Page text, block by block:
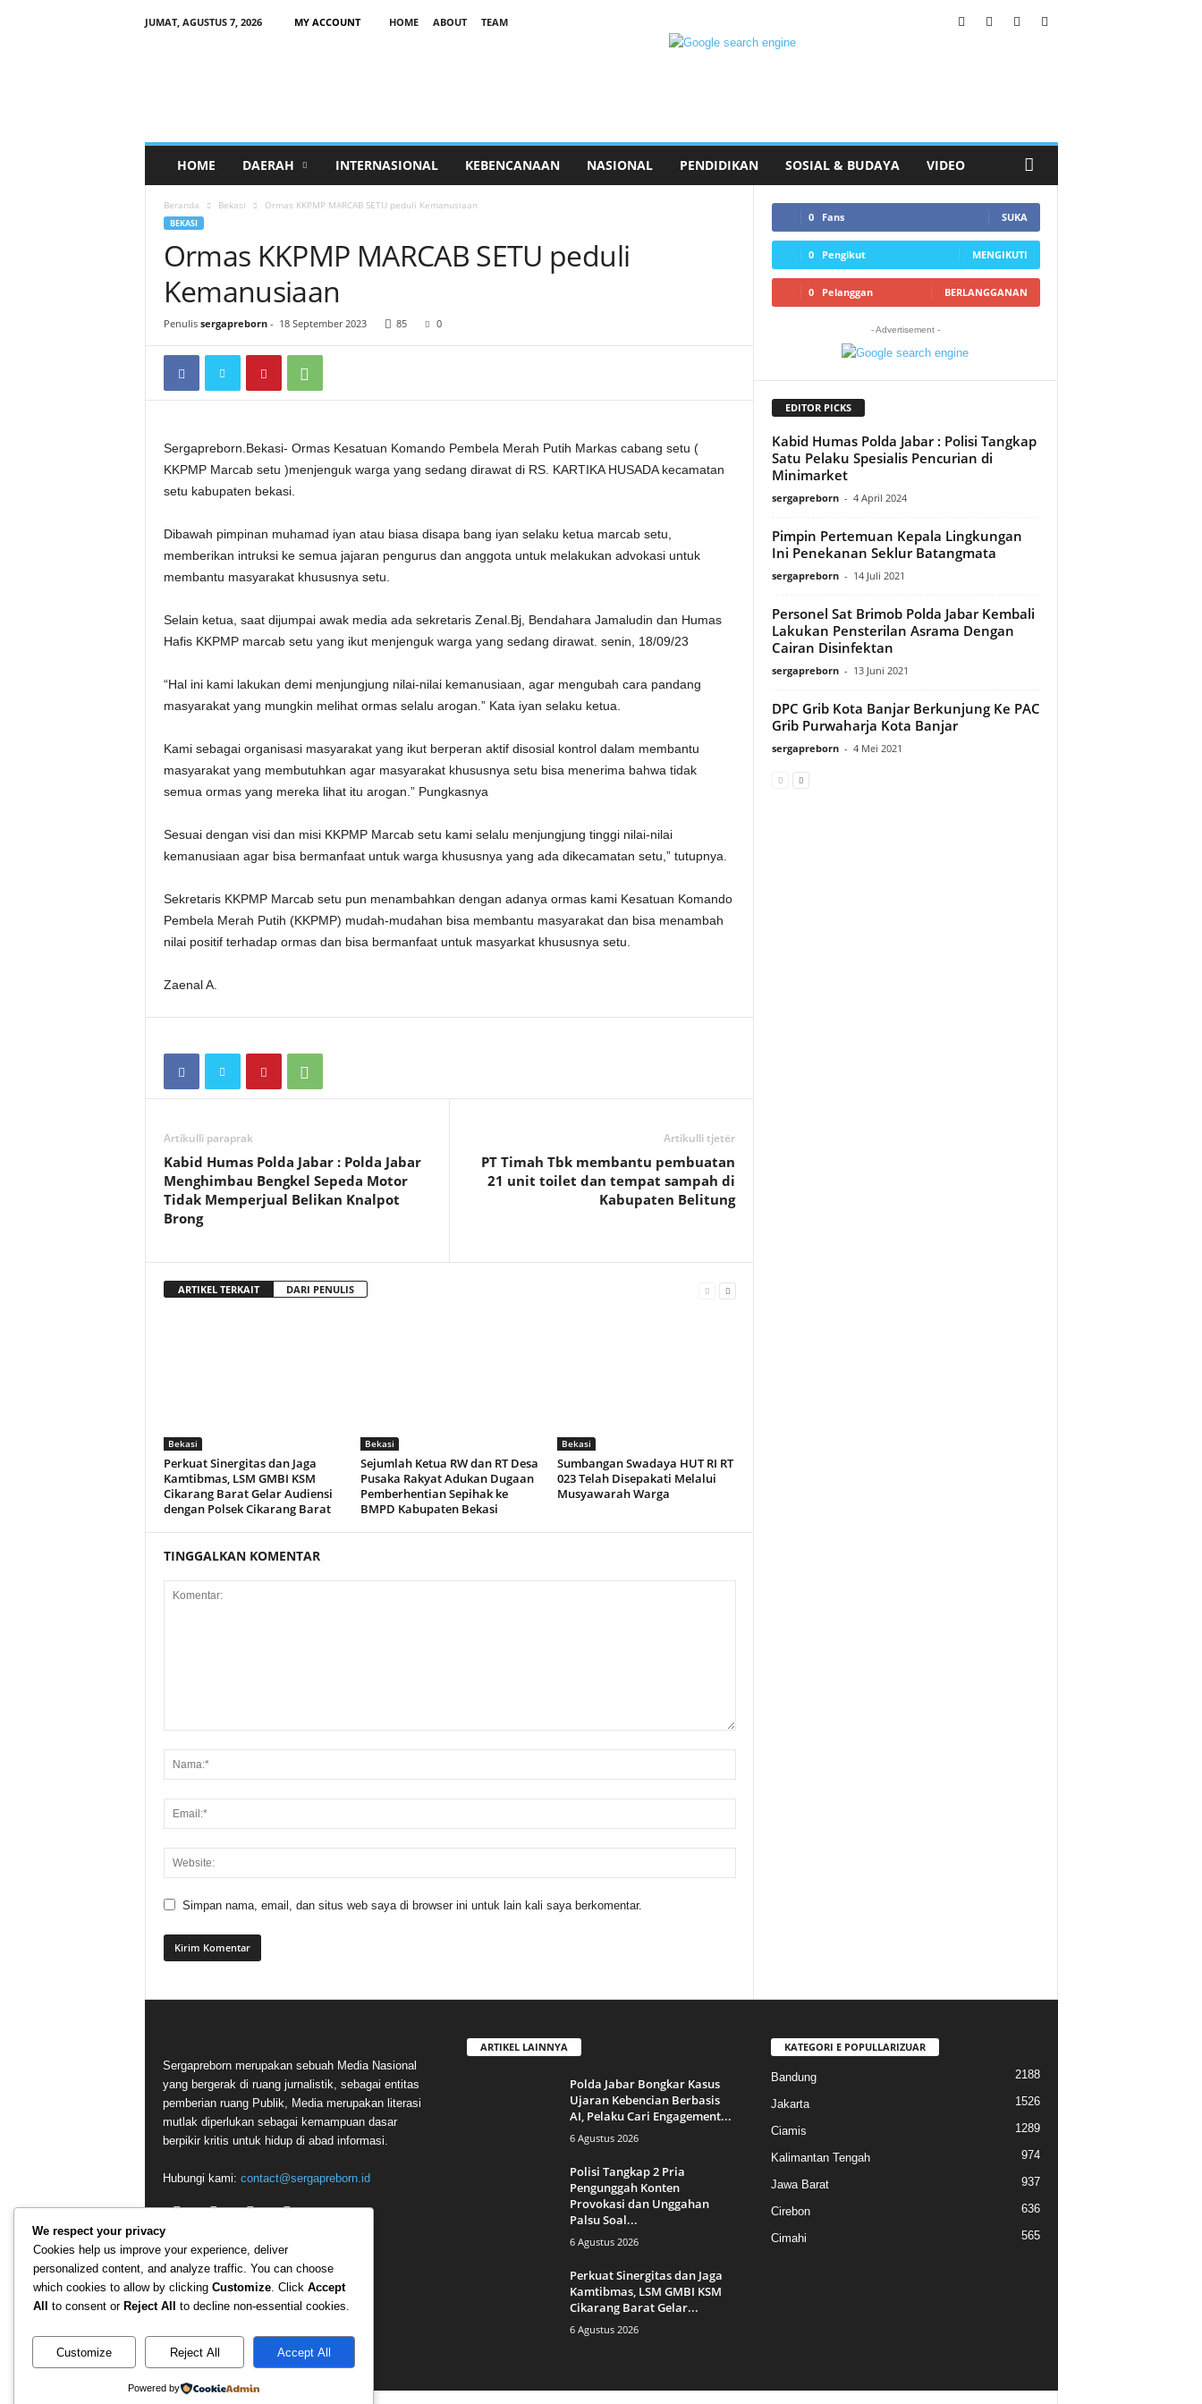
JUMAT, AGUSTUS 7, 2026 MY ACCOUNT HOME ABOUT TEAM
HOME DAERAH INTERNASIONAL KEBENCANAAN NASIONAL PENDIDIKAN SOSIAL & BUDAYA VIDEO
Beranda Bekasi Ormas KKPMP MARCAB SETU peduli Kemanusiaan
BEKASI
Ormas KKPMP MARCAB SETU peduli
Kemanusiaan
Penulis sergapreborn- 18 September 2023 85 0
Sergapreborn.Bekasi- Ormas Kesatuan Komando Pembela Merah Putih Markas cabang setu (
KKPMP Marcab setu )menjenguk warga yang sedang dirawat di RS. KARTIKA HUSADA kecamatan
setu kabupaten bekasi.
Dibawah pimpinan muhamad iyan atau biasa disapa bang iyan selaku ketua marcab setu,
memberikan intruksi ke semua jajaran pengurus dan anggota untuk melakukan advokasi untuk
membantu masyarakat khususnya setu.
Selain ketua, saat dijumpai awak media ada sekretaris Zenal.Bj, Bendahara Jamaludin dan Humas
Hafis KKPMP marcab setu yang ikut menjenguk warga yang sedang dirawat. senin, 18/09/23
“Hal ini kami lakukan demi menjungjung nilai-nilai kemanusiaan, agar mengubah cara pandang
masyarakat yang mungkin melihat ormas selalu arogan.” Kata iyan selaku ketua.
Kami sebagai organisasi masyarakat yang ikut berperan aktif disosial kontrol dalam membantu
masyarakat yang membutuhkan agar masyarakat khususnya setu bisa menerima bahwa tidak
semua ormas yang mereka lihat itu arogan.” Pungkasnya
Sesuai dengan visi dan misi KKPMP Marcab setu kami selalu menjungjung tinggi nilai-nilai
kemanusiaan agar bisa bermanfaat untuk warga khususnya yang ada dikecamatan setu,” tutupnya.
Sekretaris KKPMP Marcab setu pun menambahkan dengan adanya ormas kami Kesatuan Komando
Pembela Merah Putih (KKPMP) mudah-mudahan bisa membantu masyarakat dan bisa menambah
nilai positif terhadap ormas dan bisa bermanfaat untuk masyarkat khususnya setu.
Zaenal A.
Artikulli paraprak
Kabid Humas Polda Jabar : Polda Jabar
Menghimbau Bengkel Sepeda Motor
Tidak Memperjual Belikan Knalpot
Brong
Artikulli tjetër
PT Timah Tbk membantu pembuatan
21 unit toilet dan tempat sampah di
Kabupaten Belitung
ARTIKEL TERKAIT DARI PENULIS
Bekasi
Perkuat Sinergitas dan Jaga
Kamtibmas, LSM GMBI KSM
Cikarang Barat Gelar Audiensi
dengan Polsek Cikarang Barat
Bekasi
Sejumlah Ketua RW dan RT Desa
Pusaka Rakyat Adukan Dugaan
Pemberhentian Sepihak ke
BMPD Kabupaten Bekasi
Bekasi
Sumbangan Swadaya HUT RI RT
023 Telah Disepakati Melalui
Musyawarah Warga
TINGGALKAN KOMENTAR
Simpan nama, email, dan situs web saya di browser ini untuk lain kali saya berkomentar.
0 Fans SUKA
0 Pengikut MENGIKUTI
0 Pelanggan BERLANGGANAN
- Advertisement -
EDITOR PICKS
Kabid Humas Polda Jabar : Polisi Tangkap
Satu Pelaku Spesialis Pencurian di
Minimarket
sergapreborn - 4 April 2024
Pimpin Pertemuan Kepala Lingkungan
Ini Penekanan Seklur Batangmata
sergapreborn - 14 Juli 2021
Personel Sat Brimob Polda Jabar Kembali
Lakukan Pensterilan Asrama Dengan
Cairan Disinfektan
sergapreborn - 13 Juni 2021
DPC Grib Kota Banjar Berkunjung Ke PAC
Grib Purwaharja Kota Banjar
sergapreborn - 4 Mei 2021
Sergapreborn merupakan sebuah Media Nasional
yang bergerak di ruang jurnalistik, sebagai entitas
pemberian ruang Publik, Media merupakan literasi
mutlak diperlukan sebagai kemampuan dasar
berpikir kritis untuk hidup di abad informasi.
Hubungi kami: contact@sergapreborn.id
ARTIKEL LAINNYA
Polda Jabar Bongkar Kasus
Ujaran Kebencian Berbasis
AI, Pelaku Cari Engagement...
6 Agustus 2026
Polisi Tangkap 2 Pria
Pengunggah Konten
Provokasi dan Unggahan
Palsu Soal...
6 Agustus 2026
Perkuat Sinergitas dan Jaga
Kamtibmas, LSM GMBI KSM
Cikarang Barat Gelar...
6 Agustus 2026
KATEGORI E POPULLARIZUAR
Bandung 2188
Jakarta 1526
Ciamis 1289
Kalimantan Tengah 974
Jawa Barat 937
Cirebon 636
Cimahi 565
We respect your privacy
Cookies help us improve your experience, deliver
personalized content, and analyze traffic. You can choose
which cookies to allow by clicking Customize. Click Accept
All
to consent or Reject All to decline non-essential cookies.
Customize Reject All Accept All
Powered by